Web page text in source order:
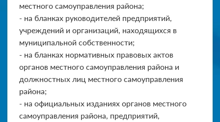
местного самоуправления района;
- на бланках руководителей предприятий,
учреждений и органи­заций, находящихся в
муниципальной собственности;
- на бланках нормативных правовых актов
органов местного самоуправления района и
должностных лиц местного самоуправления
района;
- на официальных изданиях органов местного
самоуправления района, предприятий,